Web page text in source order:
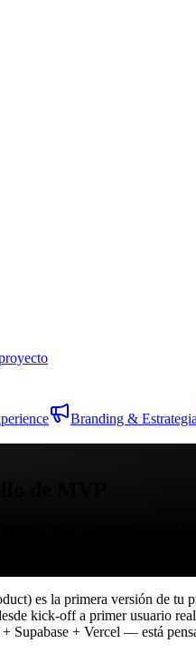
Branding & Estrategia
es la primera versión de tu
kick-off a primer usuario
+ Vercel — está